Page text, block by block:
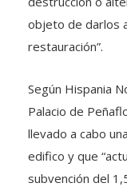
objeto de darlos
restauración”.
Según Hispania
Palacio de
llevado a cabo
edifico y que
subvención del